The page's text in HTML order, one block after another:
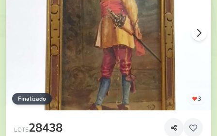
Finalizado 3
LOTE28438
Óleo sobre tabla “Réplica de Mosquetero de Jean Louis